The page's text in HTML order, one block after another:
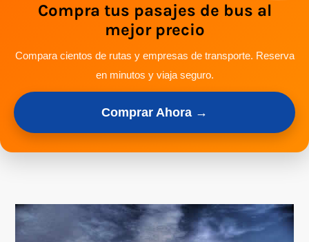
Compra tus pasajes de bus al
mejor precio
Compara cientos de rutas y empresas de transporte. Reserva
en minutos y viaja seguro.
Comprar Ahora →